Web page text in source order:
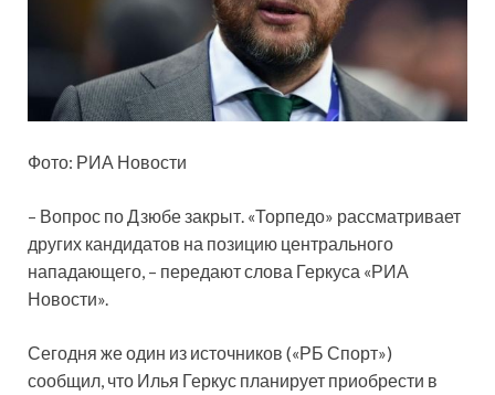
Фото: РИА Новости
– Вопрос по Дзюбе закрыт. «Торпедо» рассматривает
других кандидатов на позицию центрального
нападающего, – передают слова Геркуса «РИА
Новости».
Сегодня же один из источников («РБ Спорт»)
сообщил, что Илья Геркус планирует приобрести в